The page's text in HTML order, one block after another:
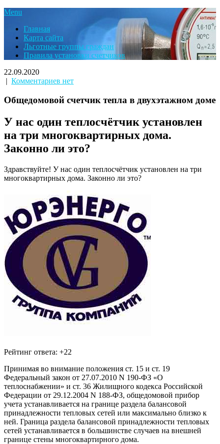
Menu
Главная
Карта сайта
Льготные группы граждан
Правила установки счетчиков
22.09.2020
| Комментариев нет
Общедомовой счетчик тепла в двухэтажном доме
У нас один теплосчётчик установлен
на три многоквартирных дома.
Законно ли это?
Здравствуйте! У нас один теплосчётчик установлен на три
многоквартирных дома. Законно ли это?
Рейтинг ответа: +22
Принимая во внимание положения ст. 15 и ст. 19
Федеральный закон от 27.07.2010 N 190-ФЗ «О
теплоснабжении» и ст. 36 Жилищного кодекса Российской
Федерации от 29.12.2004 N 188-ФЗ, общедомовой прибор
учета устанавливается на границе раздела балансовой
принадлежности тепловых сетей или максимально близко к
ней. Граница раздела балансовой принадлежности тепловых
сетей устанавливается в большинстве случаев на внешней
границе стены многоквартирного дома.